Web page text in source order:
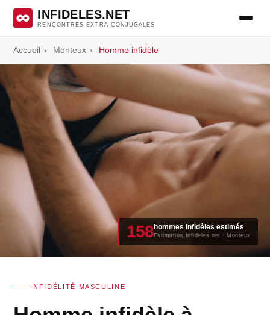
INFIDELES.NET
RENCONTRES EXTRA-CONJUGALES
Accueil › Monteux › Homme infidèle
158hommes infidèles estimés
Estimation Infideles.net · Monteux
INFIDÉLITÉ MASCULINE